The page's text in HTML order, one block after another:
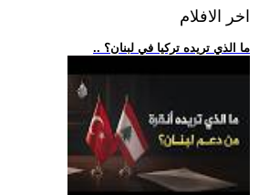
اخر الافلام
.. ما الذي تريده تركيا في لبنان؟